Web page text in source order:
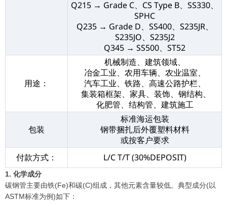
Q215 → Grade C、CS Type B、SS330、
SPHC
Q235 → Grade D、SS400、S235JR、
S235JO、S235J2
Q345 → SS500、ST52
用途：
机械制造、建筑领域、
冶金工业、农用车辆、农业温室、
汽车工业、铁路、高速公路护栏、
集装箱框架、家具、装饰、钢结构、
化肥管、结构管、建筑施工
包装
标准海运包装
钢带捆扎后外覆塑料材料
或按客户要求
付款方式：
L/C T/T (30%DEPOSIT)
1. 化学成分
碳钢管主要由铁(Fe)和碳(C)组成，其他元素含量较低。典型成分(以
ASTM标准为例)如下：